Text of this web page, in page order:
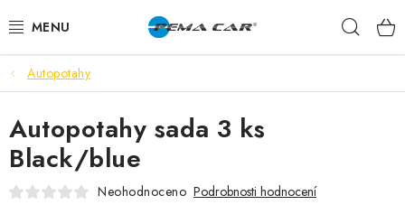
na
NOVINKY
DOPRODEJ
AUTODOPLŇKY
Autopotahy
Autopotahy sada 3 ks
Black/blue
Neohodnoceno Podrobnosti hodnocení